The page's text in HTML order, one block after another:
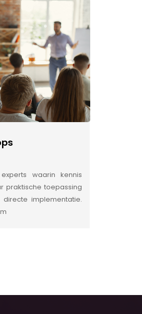
waarin kennis
praktische toepassing
implementatie.